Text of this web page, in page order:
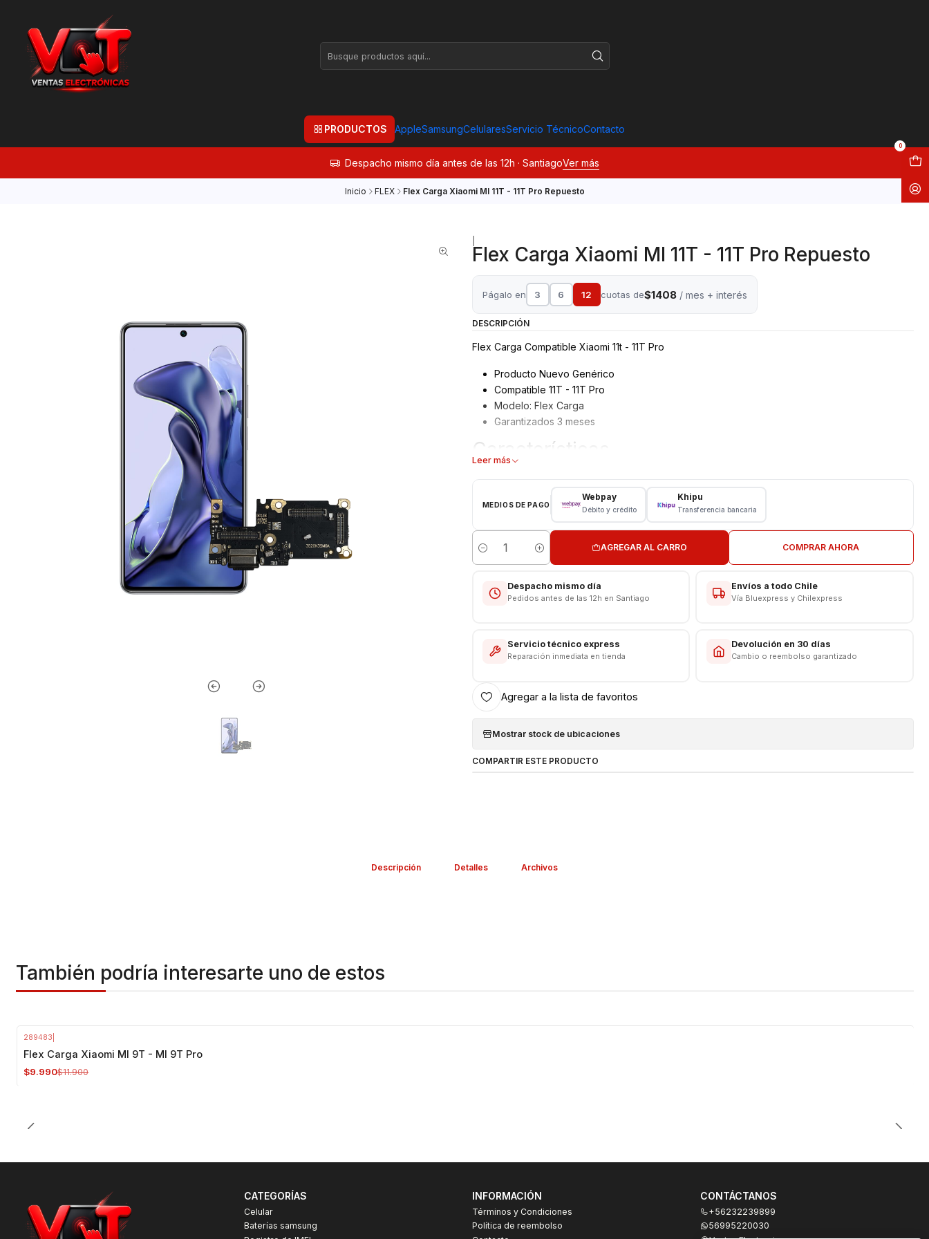
PRODUCTOS AppleSamsungCelularesServicio TécnicoContacto
0
Despacho mismo día antes de las 12h · SantiagoVer más
Inicio FLEX Flex Carga Xiaomi MI 11T - 11T Pro Repuesto
Flex Carga Xiaomi MI 11T - 11T Pro Repuesto
Págalo en 3 6 12 cuotas de$1408/ mes + interés
DESCRIPCIÓN
Flex Carga Compatible Xiaomi 11t - 11T Pro
Producto Nuevo Genérico
Compatible 11T - 11T Pro
Modelo: Flex Carga
Garantizados 3 meses
Características
CONSULTE POR INSTALACIÓN EN TIENDA
Respaldo VENTAS ELECTRONICAS
Leer más
MEDIOS DE PAGO
Webpay
Débito y crédito
Khipu
Transferencia bancaria
Cantidad
AGREGAR AL CARRO COMPRAR AHORA
Despacho mismo día
Pedidos antes de las 12h en Santiago
Envíos a todo Chile
Vía Bluexpress y Chilexpress
Servicio técnico express
Reparación inmediata en tienda
Devolución en 30 días
Cambio o reembolso garantizado
Agregar a la lista de favoritos
Mostrar stock de ubicaciones
COMPARTIR ESTE PRODUCTO
Descripción Detalles Archivos
También podría interesarte uno de estos
289483
Flex Carga Xiaomi MI 9T - MI 9T Pro
$9.990$11.900
CATEGORÍAS
Celular
Baterías samsung
INFORMACIÓN
Términos y Condiciones
Política de reembolso
CONTÁCTANOS
+56232239899
56995220030